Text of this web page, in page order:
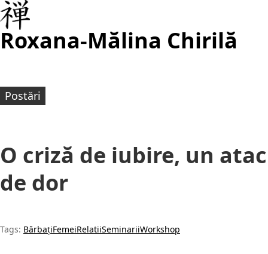
Roxana-Mălina Chirilă
Postări
O criză de iubire, un atac
de dor
Tags: BărbațiFemeiRelatiiSeminariiWorkshop